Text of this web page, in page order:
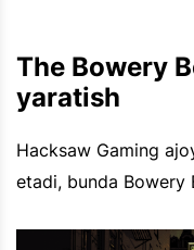
The Bowery
yaratish
Hacksaw Gaming
etadi, bunda